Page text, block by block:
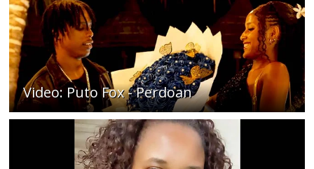
Video: Puto Fox - Perdoan